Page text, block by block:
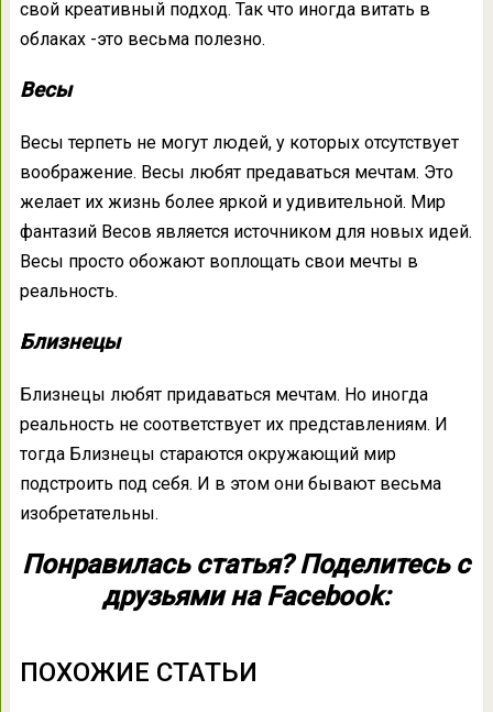
свой креативный подход. Так что иногда витать в
облаках -это весьма полезно.
Весы
Весы терпеть не могут людей, у которых отсутствует
воображение. Весы любят предаваться мечтам. Это
желает их жизнь более яркой и удивительной. Мир
фантазий Весов является источником для новых идей.
Весы просто обожают воплощать свои мечты в
реальность.
Близнецы
Близнецы любят придаваться мечтам. Но иногда
реальность не соответствует их представлениям. И
тогда Близнецы стараются окружающий мир
подстроить под себя. И в этом они бывают весьма
изобретательны.
Понравилась статья? Поделитесь с
друзьями на Facebook:
ПОХОЖИЕ СТАТЬИ